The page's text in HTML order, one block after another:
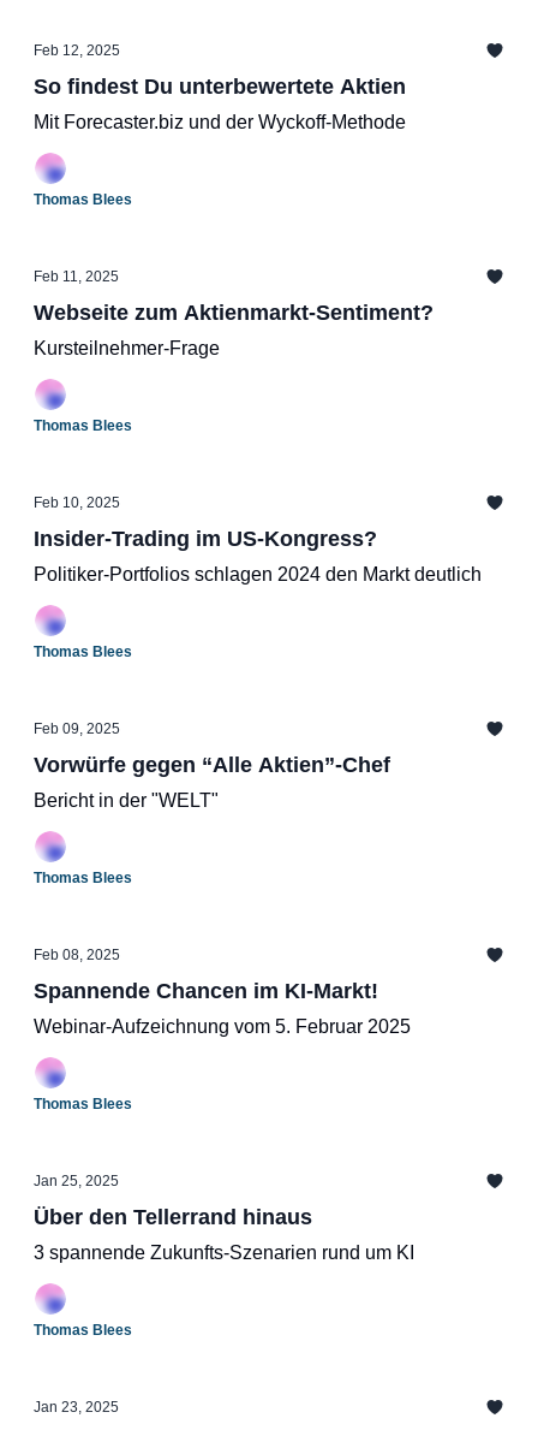
ich Dir eine aufschlussreiche Lektüre!Herzliche
GrüßeThomas
Feb 12, 2025
So findest Du unterbewertete Aktien
Mit Forecaster.biz und der Wyckoff-Methode
Thomas Blees
Feb 11, 2025
Webseite zum Aktienmarkt-Sentiment?
Kursteilnehmer-Frage
Thomas Blees
Feb 10, 2025
Insider-Trading im US-Kongress?
Politiker-Portfolios schlagen 2024 den Markt deutlich
Thomas Blees
Feb 09, 2025
Vorwürfe gegen “Alle Aktien”-Chef
Bericht in der "WELT"
Thomas Blees
Feb 08, 2025
Spannende Chancen im KI-Markt!
Webinar-Aufzeichnung vom 5. Februar 2025
Thomas Blees
Jan 25, 2025
Über den Tellerrand hinaus
3 spannende Zukunfts-Szenarien rund um KI
Thomas Blees
Jan 23, 2025